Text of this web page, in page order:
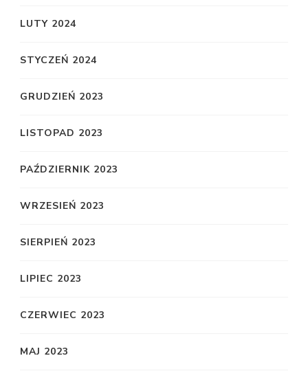
LUTY 2024
STYCZEŃ 2024
GRUDZIEŃ 2023
LISTOPAD 2023
PAŹDZIERNIK 2023
WRZESIEŃ 2023
SIERPIEŃ 2023
LIPIEC 2023
CZERWIEC 2023
MAJ 2023